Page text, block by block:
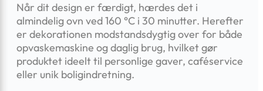
Når dit design er færdigt, hærdes det i
almindelig ovn ved 160 °C i 30 minutter. Herefter
er dekorationen modstandsdygtig over for både
opvaskemaskine og daglig brug, hvilket gør
produktet ideelt til personlige gaver, caféservice
eller unik boligindretning.